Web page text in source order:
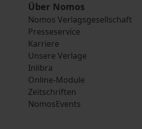
Über Nomos
Nomos Verlagsgesellschaft
Presseservice
Karriere
Unsere Verlage
Inlibra
Online-Module
Zeitschriften
NomosEvents